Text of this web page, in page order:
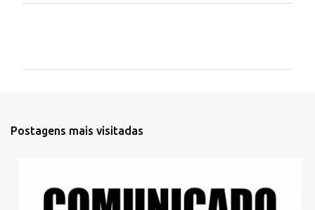
Postagens mais visitadas